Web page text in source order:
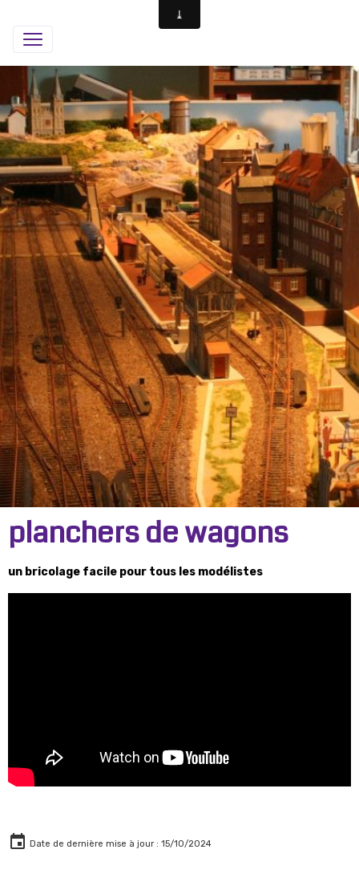
planchers de wagons
un bricolage facile pour tous les modélistes
Date de dernière mise à jour : 15/10/2024